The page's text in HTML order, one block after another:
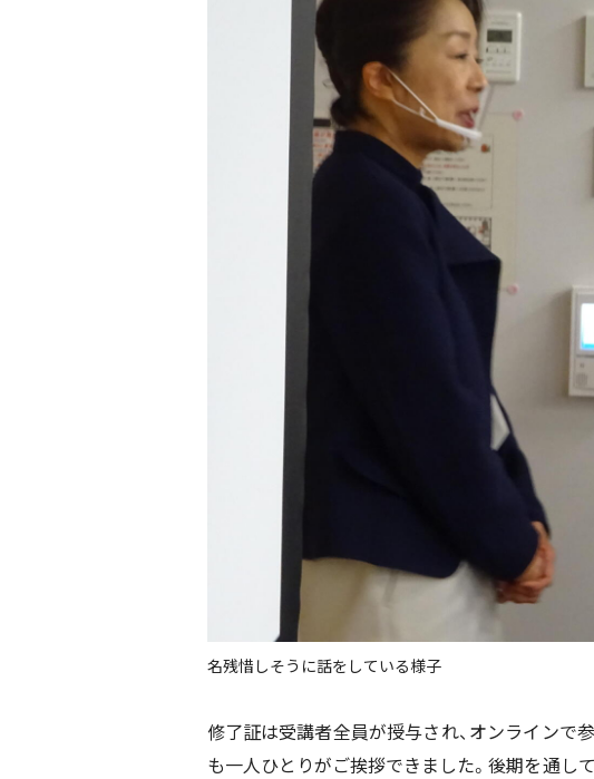
名残惜しそうに話をしている様子
修了証は受講者全員が授与され、オンラインで
も一人ひとりがご挨拶できました。後期を通し